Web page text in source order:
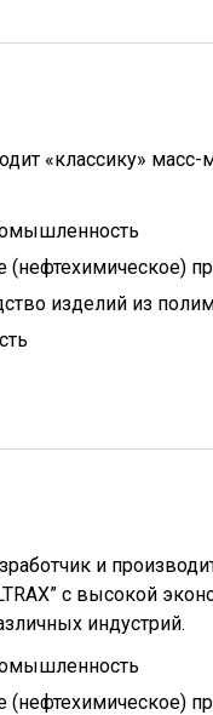
«классику»
(нефтехимическое)
изделий из
и
с высокой
индустрий.
(нефтехимическое)